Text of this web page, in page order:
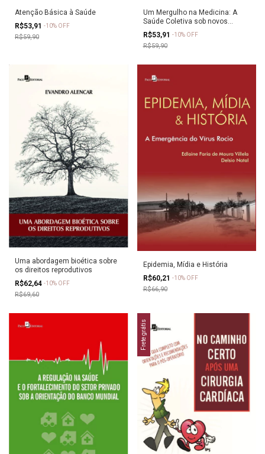
Atenção Básica à Saúde
R$53,91 -10% OFF
R$59,90
Um Mergulho na Medicina: A
Saúde Coletiva sob novos
olhares
R$53,91 -10% OFF
R$59,90
Uma abordagem bioética sobre
os direitos reprodutivos
R$62,64 -10% OFF
R$69,60
Epidemia, Mídia e História
R$60,21 -10% OFF
R$66,90
Frete grátis